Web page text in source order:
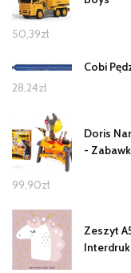
50,39zł
Cobi
28,24zł
Doris
-
99,90zł
Zeszyt